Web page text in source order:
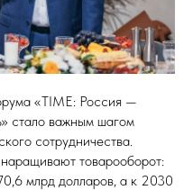
«TIME: Россия —
стало важным шагом
сотрудничества.
товарооборот:
млрд долларов, а к 2030